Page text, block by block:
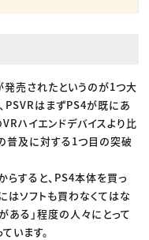
売されたというのが1つ大
PSVRはまずPS4が既にあ
ハイエンドデバイスより比
普及に対する1つ目の突破
らすると、PS4本体を買っ
はソフトも買わなくてはな
ある」程度の人々にとって
います。